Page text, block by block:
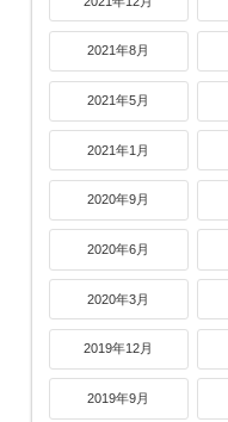
2021年8月
2021年5月
2021年1月
2020年9月
2020年6月
2020年3月
2019年12月
2019年9月